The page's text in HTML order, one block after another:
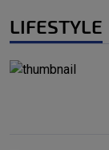
LIFESTYLE